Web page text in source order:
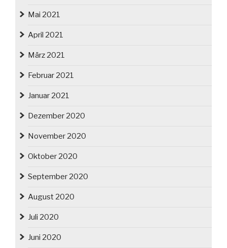
Mai 2021
April 2021
März 2021
Februar 2021
Januar 2021
Dezember 2020
November 2020
Oktober 2020
September 2020
August 2020
Juli 2020
Juni 2020